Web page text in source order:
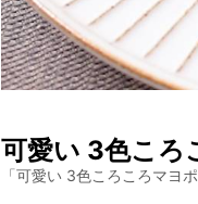
可愛い 3色ころ
「可愛い 3色ころころマヨ